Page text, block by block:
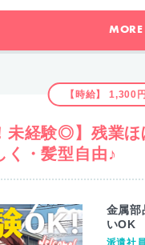
MORE
【時給】 1,300円
未経験◎】残業
・髪型自由♪
金属部
いOK
派遣社員